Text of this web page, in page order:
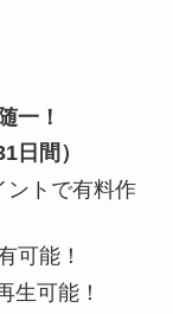
一！
日間）
ントで有料作
可能！
生可能！